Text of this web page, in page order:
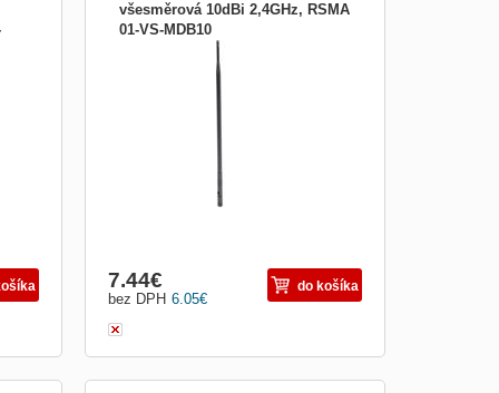
všesměrová 10dBi 2,4GHz, RSMA
01-VS-MDB10
Všesměrová anténa 10dBi zakončená
konektorem RSMA male. Anténa je vhodná
pro vybudování vnitřní sítě v domácnosti.
MIMO, SISO:1 x 1 VSWR:< 1,9
6.05€
bez DPH
7.44€ do košíka